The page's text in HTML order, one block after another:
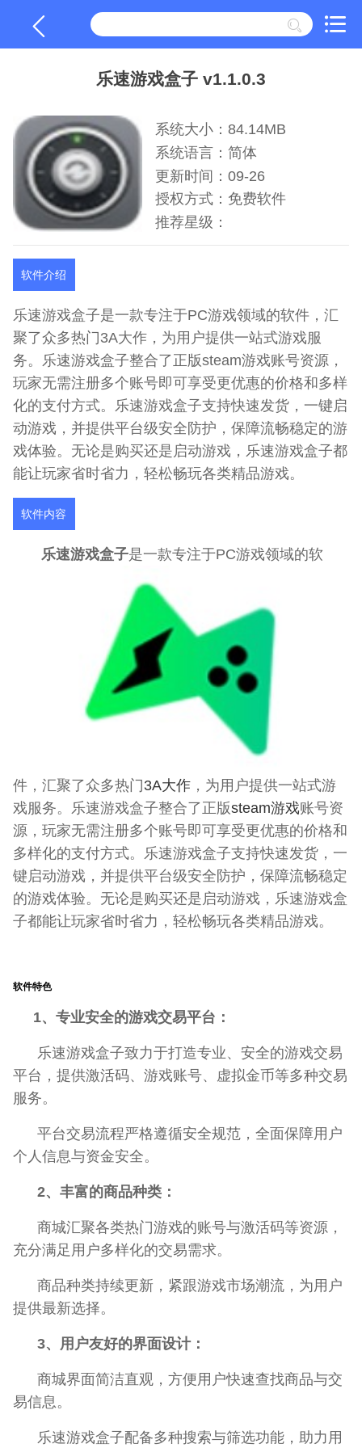
乐速游戏盒子 v1.1.0.3
系统大小：84.14MB
系统语言：简体
更新时间：09-26
授权方式：免费软件
推荐星级：
软件介绍
乐速游戏盒子是一款专注于PC游戏领域的软件，汇
聚了众多热门3A大作，为用户提供一站式游戏服
务。乐速游戏盒子整合了正版steam游戏账号资源，
玩家无需注册多个账号即可享受更优惠的价格和多样
化的支付方式。乐速游戏盒子支持快速发货，一键启
动游戏，并提供平台级安全防护，保障流畅稳定的游
戏体验。无论是购买还是启动游戏，乐速游戏盒子都
能让玩家省时省力，轻松畅玩各类精品游戏。
软件内容
乐速游戏盒子是一款专注于PC游戏领域的软
件，汇聚了众多热门3A大作 ，为用户提供一站式游
戏服务。乐速游戏盒子整合了正版steam游戏账号资
源，玩家无需注册多个账号即可享受更优惠的价格和
多样化的支付方式。乐速游戏盒子支持快速发货，一
键启动游戏，并提供平台级安全防护，保障流畅稳定
的游戏体验。无论是购买还是启动游戏，乐速游戏盒
子都能让玩家省时省力，轻松畅玩各类精品游戏。
软件特色
1、专业安全的游戏交易平台：
乐速游戏盒子致力于打造专业、安全的游戏交易
平台，提供激活码、游戏账号、虚拟金币等多种交易
服务。
平台交易流程严格遵循安全规范，全面保障用户
个人信息与资金安全。
2、丰富的商品种类：
商城汇聚各类热门游戏的账号与激活码等资源，
充分满足用户多样化的交易需求。
商品种类持续更新，紧跟游戏市场潮流，为用户
提供最新选择。
3、用户友好的界面设计：
商城界面简洁直观，方便用户快速查找商品与交
易信息。
乐速游戏盒子配备多种搜索与筛选功能，助力用